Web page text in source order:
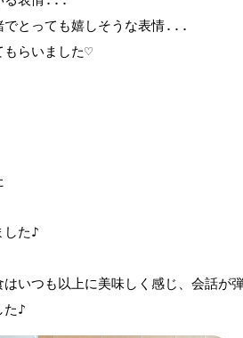
でとっても嬉しそうな表情...
もらいました♡
した♪
いつも以上に美味しく感じ、会話が
た♪